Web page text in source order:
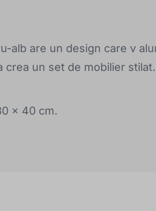
alb are un design care v
crea un set de mobilier
x 40 cm.